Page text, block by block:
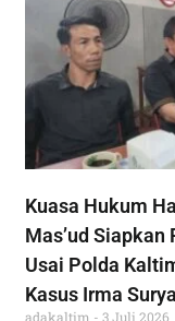
Kuasa Hukum
Mas’ud Siapkan
Usai Polda
Kasus Irma
adakaltim 3 Juli 2026